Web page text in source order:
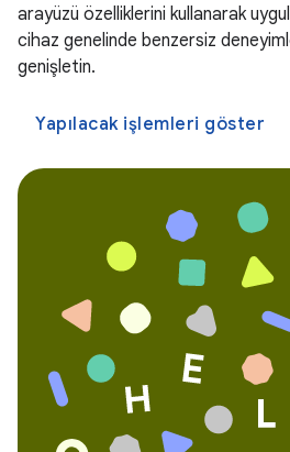
arayüzü özelliklerini kullanarak
cihaz genelinde benzersiz
genişletin.
Yapılacak işlemleri göster